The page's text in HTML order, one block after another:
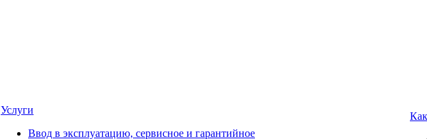
Услуги
Ввод в эксплуатацию, сервисное и гарантийное